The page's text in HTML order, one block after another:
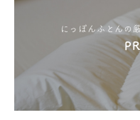
にっぽんふとんの